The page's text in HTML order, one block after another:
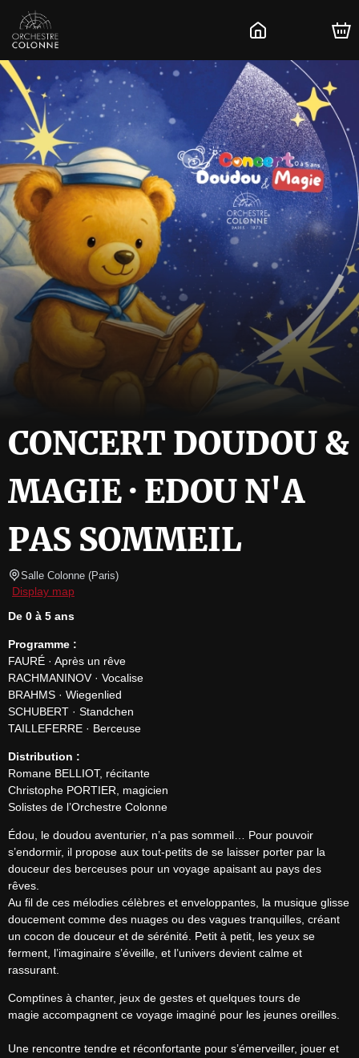
CONCERT DOUDOU &
MAGIE · EDOU N'A
PAS SOMMEIL
Salle Colonne (Paris)
Display map
De 0 à 5 ans
Programme :
FAURÉ · Après un rêve
RACHMANINOV · Vocalise
BRAHMS · Wiegenlied
SCHUBERT · Standchen
TAILLEFERRE · Berceuse
Distribution :
Romane BELLIOT, récitante
Christophe PORTIER, magicien
Solistes de l’Orchestre Colonne
Édou, le doudou aventurier, n’a pas sommeil… Pour pouvoir
s’endormir, il propose aux tout-petits de se laisser porter par la
douceur des berceuses pour un voyage apaisant au pays des
rêves.
Au fil de ces mélodies célèbres et enveloppantes, la musique glisse
doucement comme des nuages ou des vagues tranquilles, créant
un cocon de douceur et de sérénité. Petit à petit, les yeux se
ferment, l’imaginaire s’éveille, et l’univers devient calme et
rassurant.
Comptines à chanter, jeux de gestes et quelques tours de
magie accompagnent ce voyage imaginé pour les jeunes oreilles.
Une rencontre tendre et réconfortante pour s’émerveiller, jouer et